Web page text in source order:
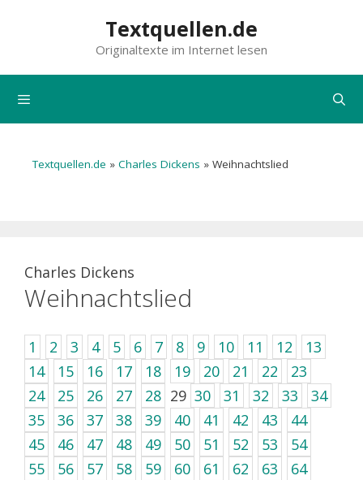
Textquellen.de
Originaltexte im Internet lesen
Textquellen.de » Charles Dickens » Weihnachtslied
Charles Dickens
Weihnachtslied
1 2 3 4 5 6 7 8 9 10 11 12
13
14
15 16 17 18 19 20 21 22
23
24
25 26 27 28 29 30 31 32 33
34
35
36 37 38 39 40 41 42 43
44
45
46 47 48 49 50 51 52 53
54
55
56 57 58 59 60 61 62 63
64